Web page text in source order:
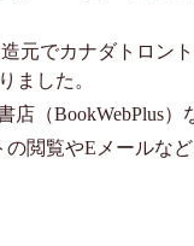
元でカナダトロン
ました。
（BookWebPlus）
閲覧やEメールなど